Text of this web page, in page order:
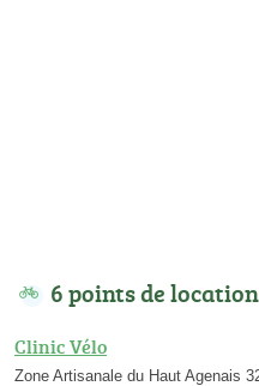
6 points de location
Clinic Vélo
Zone Artisanale du Haut Agenais